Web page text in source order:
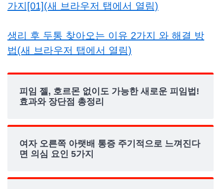
가지[01](새 브라우저 탭에서 열림)
생리 후 두통 찾아오는 이유 2가지 와 해결 방
법(새 브라우저 탭에서 열림)
피임 젤, 호르몬 없이도 가능한 새로운 피임법!
효과와 장단점 총정리
여자 오른쪽 아랫배 통증 주기적으로 느껴진다
면 의심 요인 5가지